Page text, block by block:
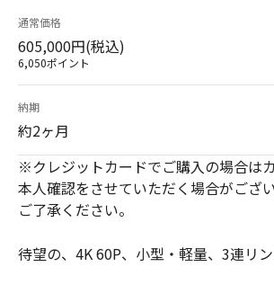
通常価格
605,000円(税込)
6,050ポイント
納期
約2ヶ月
※クレジットカードでご購入の場合は
本人確認をさせていただく場合がござい
ご了承ください。
待望の、4K 60P、小型・軽量、3連リ